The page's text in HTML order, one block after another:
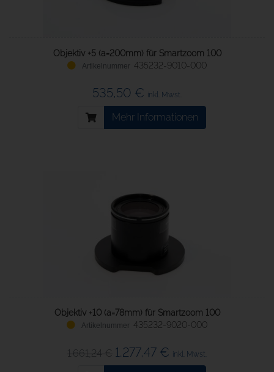
Objektiv +5 (a=200mm) für Smartzoom 100
435232-9010-000
535,50 € inkl. Mwst.
Mehr Informationen
Objektiv +10 (a=78mm) für Smartzoom 100
435232-9020-000
1.661,24 € 1.277,47 € inkl. Mwst.